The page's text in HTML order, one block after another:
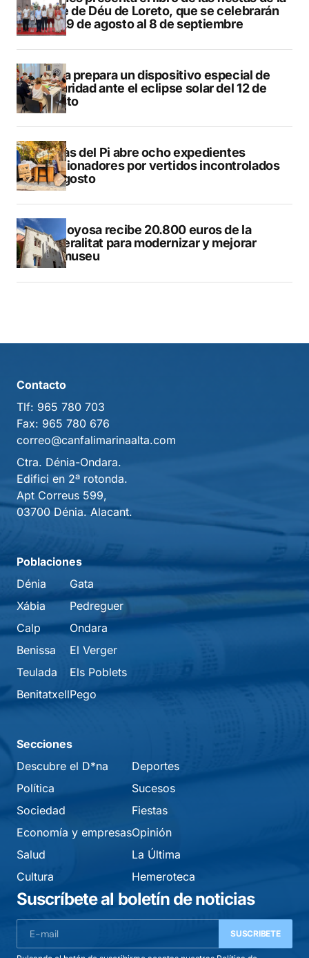
Mare de Déu de Loreto, que se celebrarán
del 29 de agosto al 8 de septiembre
Xàbia prepara un dispositivo especial de
seguridad ante el eclipse solar del 12 de
agosto
L’Alfàs del Pi abre ocho expedientes
sancionadores por vertidos incontrolados
en agosto
Villajoyosa recibe 20.800 euros de la
Generalitat para modernizar y mejorar
Vilamuseu
Contacto
Tlf: 965 780 703
Fax: 965 780 676
correo@canfalimarinaalta.com
Ctra. Dénia-Ondara.
Edifici en 2ª rotonda.
Apt Correus 599,
03700 Dénia. Alacant.
Poblaciones
Dénia
Xábia
Calp
Benissa
Teulada
Benitatxell
Gata
Pedreguer
Ondara
El Verger
Els Poblets
Pego
Secciones
Descubre el D*na
Política
Sociedad
Economía y empresas
Salud
Cultura
Deportes
Sucesos
Fiestas
Opinión
La Última
Hemeroteca
Suscríbete al boletín de noticias
SUSCRIBETE